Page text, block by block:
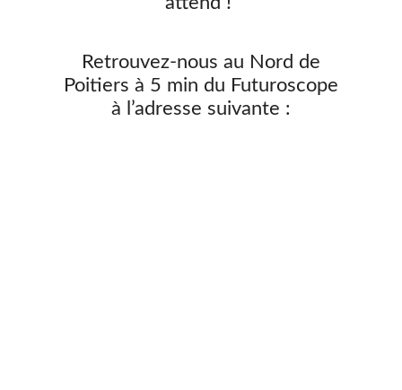
Retrouvez-nous au Nord de
Poitiers à 5 min du Futuroscope
à l’adresse suivante :